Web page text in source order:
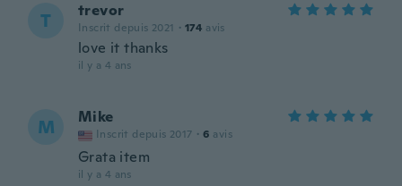
T trevor
Inscrit depuis 2021 · 174 avis
love it thanks
il y a 4 ans
M Mike
Inscrit depuis 2017 · 6 avis
Grata item
il y a 4 ans